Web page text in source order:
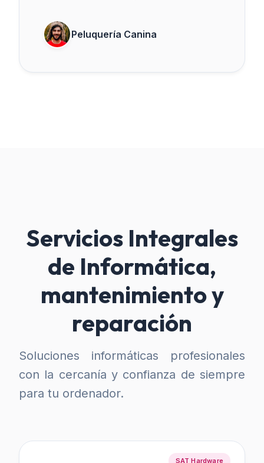
Peluquería Canina
Servicios Integrales
de Informática,
mantenimiento y
reparación
Soluciones informáticas profesionales
con la cercanía y confianza de siempre
para tu ordenador.
SAT Hardware